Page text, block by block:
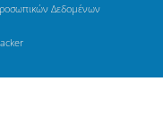
Δεδομένων